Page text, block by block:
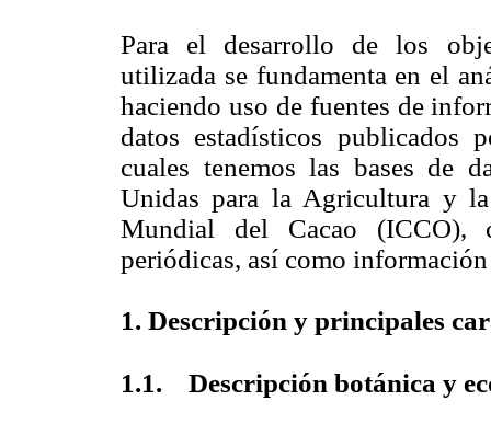
Para el desarrollo de los
utilizada se fundamenta en el
haciendo uso de fuentes de
datos estadísticos publicados
cuales tenemos las bases de
Unidas para la Agricultura y
Mundial del Cacao (ICCO),
periódicas, así como
1. Descripción y principales
1.1. Descripción botánica y